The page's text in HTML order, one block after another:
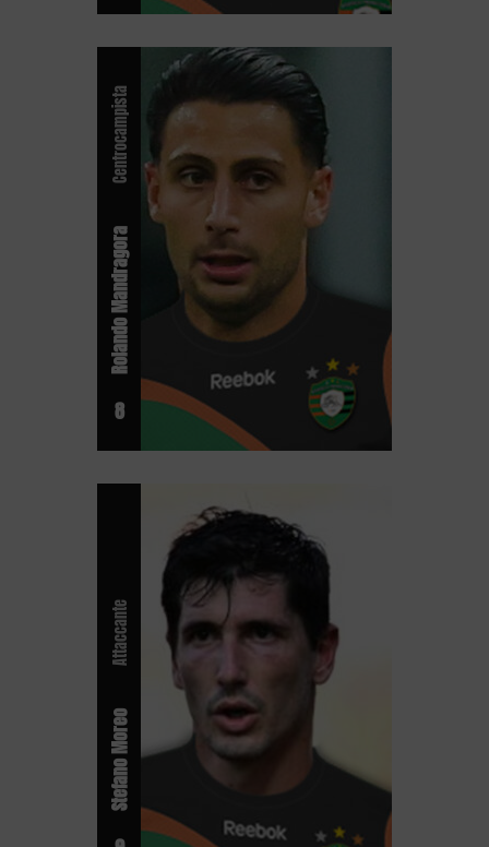
8
Rolando Mandragora
Centrocampista
Stefano Moreo
Attaccante